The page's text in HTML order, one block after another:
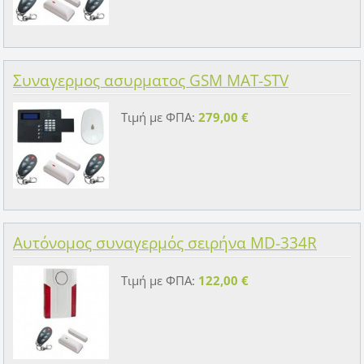
Συναγερμος ασυρματος GSM MAT-STV
Τιμή με ΦΠΑ: 279,00 €
Αυτόνομος συναγερμός σειρήνα MD-334R
Τιμή με ΦΠΑ: 122,00 €